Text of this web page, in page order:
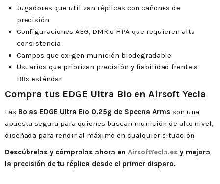
Jugadores que utilizan réplicas con cañones de
precisión
Configuraciones AEG, DMR o HPA que requieren alta
consistencia
Campos que exigen munición biodegradable
Usuarios que priorizan precisión y fiabilidad frente a
BBs estándar
Compra tus EDGE Ultra Bio en Airsoft Yecla
Las Bolas EDGE Ultra Bio 0.25g de Specna Arms son una
apuesta segura para quienes buscan munición de alto nivel,
diseñada para rendir al máximo en cualquier situación.
Descúbrelas y cómpralas ahora en AirsoftYecla.es y mejora
la precisión de tu réplica desde el primer disparo.